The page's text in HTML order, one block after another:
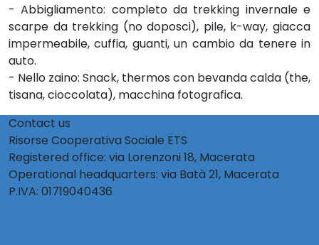
- Abbigliamento: completo da trekking invernale e
scarpe da trekking (no doposci), pile, k-way, giacca
impermeabile, cuffia, guanti, un cambio da tenere in
auto.
- Nello zaino: Snack, thermos con bevanda calda (the,
tisana, cioccolata), macchina fotografica.
Contact us
Risorse Cooperativa Sociale ETS
Registered office: via Lorenzoni 18, Macerata
Operational headquarters: via Batà 21, Macerata
P.IVA: 01719040436